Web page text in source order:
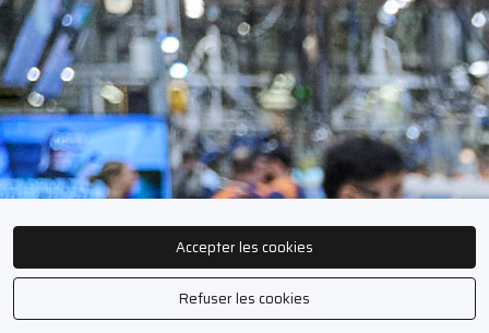
Accepter les cookies
Refuser les cookies